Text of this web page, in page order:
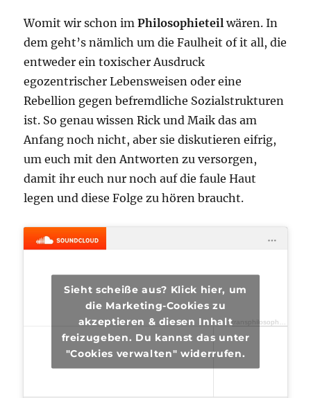
Womit wir schon imPhilosophieteil wären. In
dem geht’s nämlich um die Faulheit of it all, die
entweder ein toxischer Ausdruck
egozentrischer Lebensweisen oder eine
Rebellion gegen befremdliche Sozialstrukturen
ist. So genau wissen Rick und Maik das am
Anfang noch nicht, aber sie diskutieren eifrig,
um euch mit den Antworten zu versorgen,
damit ihr euch nur noch auf die faule Haut
legen und diese Folge zu hören braucht.
Sieht scheiße aus? Klick hier, um
die Marketing-Cookies zu
akzeptieren & diesen Inhalt
freizugeben. Du kannst das unter
"Cookies verwalten" widerrufen.